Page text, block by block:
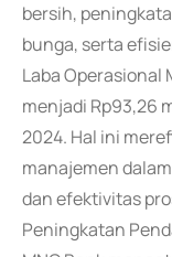
bersih,
bunga, serta
Laba Operasional
menjadi Rp93,26
2024. Hal ini
manajemen
dan efektivitas
Peningkatan